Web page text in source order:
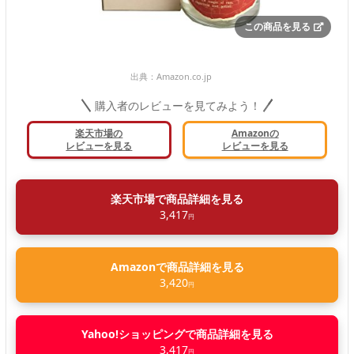
この商品を見る
出典： Amazon.co.jp
購入者のレビューを見てみよう！
楽天市場の
レビューを見る
Amazonの
レビューを見る
楽天市場で商品詳細を見る
3,417円
Amazonで商品詳細を見る
3,420円
Yahoo!ショッピングで商品詳細を見る
3,417円